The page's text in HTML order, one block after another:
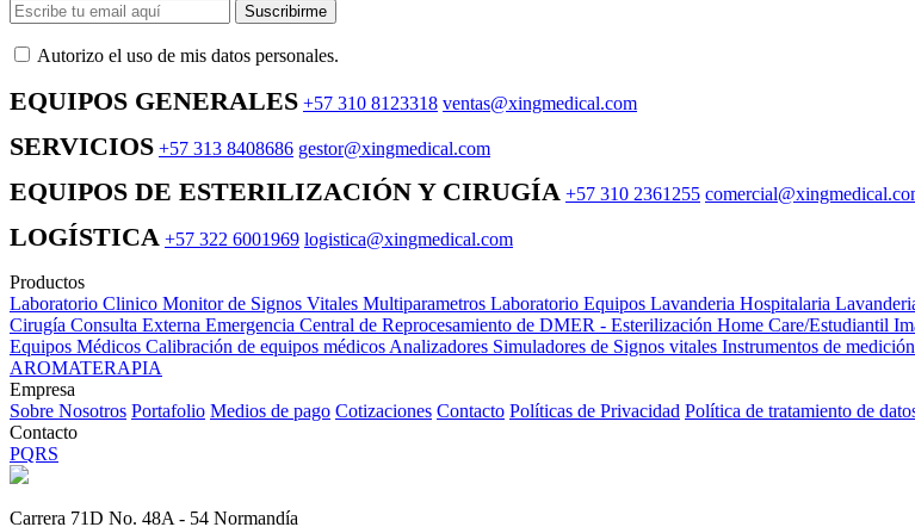
Suscribirme
Autorizo ​​el uso de mis datos personales.
EQUIPOS GENERALES +57 310 8123318 ventas@xingmedical.com
SERVICIOS +57 313 8408686 gestor@xingmedical.com
EQUIPOS DE ESTERILIZACIÓN Y CIRUGÍA +57 310 2361255
LOGÍSTICA +57 322 6001969 logistica@xingmedical.com
Productos
Laboratorio Clinico Monitor de Signos Vitales Multiparametros Laboratorio Equipos Lavanderia Hospitalaria
Cirugía Consulta Externa Emergencia Central de Reprocesamiento de DMER - Esterilización Home Care/Estudiantil
Equipos Médicos Calibración de equipos médicos Analizadores Simuladores de Signos vitales Instrumentos de medición
AROMATERAPIA
Empresa
Sobre Nosotros Portafolio Medios de pago Cotizaciones Contacto Políticas de Privacidad Política de tratamiento de
Contacto
PQRS
Carrera 71D No. 48A - 54 Normandía